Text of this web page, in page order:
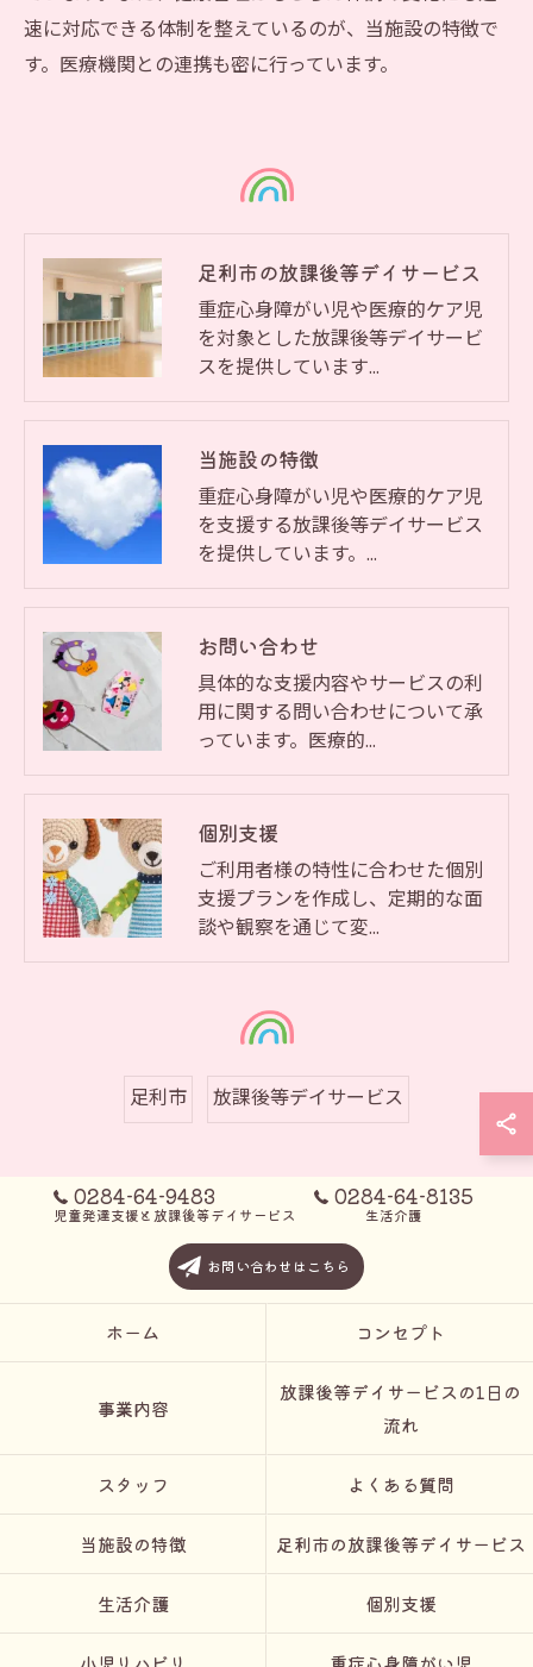
速に対応できる体制を整えているのが、当施設の特徴で
す。医療機関との連携も密に行っています。
足利市の放課後等デイサービス
重症心身障がい児や医療的ケア児
を対象とした放課後等デイサービ
スを提供しています…
当施設の特徴
重症心身障がい児や医療的ケア児
を支援する放課後等デイサービス
を提供しています。…
お問い合わせ
具体的な支援内容やサービスの利
用に関する問い合わせについて承
っています。医療的…
個別支援
ご利用者様の特性に合わせた個別
支援プランを作成し、定期的な面
談や観察を通じて変…
足利市 放課後等デイサービス
0284-64-9483
児童発達支援と放課後等デイサービス
0284-64-8135
生活介護
お問い合わせはこちら
ホーム コンセプト
事業内容
放課後等デイサービスの1日の
流れ
スタッフ よくある質問
当施設の特徴 足利市の放課後等デイサービス
生活介護 個別支援